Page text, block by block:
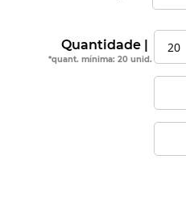
Quantidade |
*quant. mínima: 20 unid.